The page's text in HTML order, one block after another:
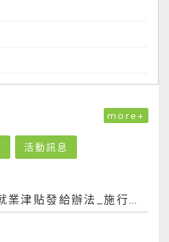
more+
活動訊息